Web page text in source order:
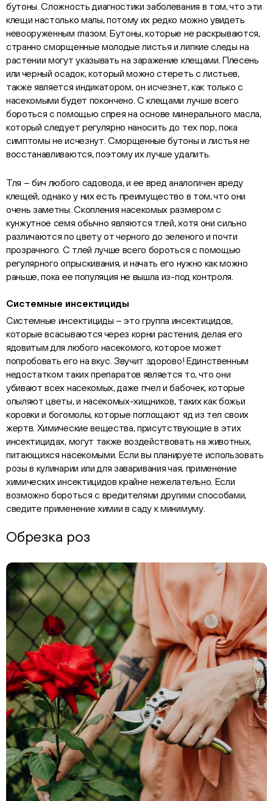
бутоны. Сложность диагностики заболевания в том, что эти
клещи настолько малы, потому их редко можно увидеть
невооруженным глазом. Бутоны, которые не раскрываются,
странно сморщенные молодые листья и липкие следы на
растении могут указывать на заражение клещами. Плесень
или черный осадок, который можно стереть с листьев,
также является индикатором, он исчезнет, как только с
насекомыми будет покончено. С клещами лучше всего
бороться с помощью спрея на основе минерального масла,
который следует регулярно наносить до тех пор, пока
симптомы не исчезнут. Сморщенные бутоны и листья не
восстанавливаются, поэтому их лучше удалить.
Тля – бич любого садовода, и ее вред аналогичен вреду
клещей, однако у них есть преимущество в том, что они
очень заметны. Скопления насекомых размером с
кунжутное семя обычно являются тлей, хотя они сильно
различаются по цвету от черного до зеленого и почти
прозрачного. С тлей лучше всего бороться с помощью
регулярного опрыскивания, и начать его нужно как можно
раньше, пока ее популяция не вышла из-под контроля.
Системные инсектициды
Системные инсектициды – это группа инсектицидов,
которые всасываются через корни растения, делая его
ядовитым для любого насекомого, которое может
попробовать его на вкус. Звучит здорово! Единственным
недостатком таких препаратов является то, что они
убивают всех насекомых, даже пчел и бабочек, которые
опыляют цветы, и насекомых-хищников, таких как божьи
коровки и богомолы, которые поглощают яд из тел своих
жертв. Химические вещества, присутствующие в этих
инсектицидах, могут также воздействовать на животных,
питающихся насекомыми. Если вы планируете использовать
розы в кулинарии или для заваривания чая, применение
химических инсектицидов крайне нежелательно. Если
возможно бороться с вредителями другими способами,
сведите применение химии в саду к минимуму.
Обрезка роз